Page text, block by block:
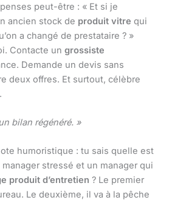
peut-être : « Et si je
ancien stock de produit vitre qui
a changé de prestataire ? »
Contacte un grossiste
Demande un devis sans
deux offres. Et surtout, célèbre
bilan régénéré. »
humoristique : tu sais quelle est
stressé et un manager qui
produit d’entretien ? Le premier
Le deuxième, il va à la pêche